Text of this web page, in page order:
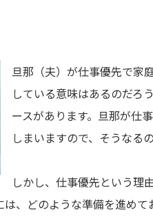
旦那（夫）が仕事優先で家
している意味はあるのだろ
ースがあります。旦那が仕
しまいますので、そうなる
しかし、仕事優先という理
、どのような準備を進め